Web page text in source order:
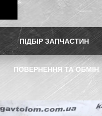
ПІДБІР ЗАПЧАСТИН
ПОВЕРНЕННЯ ТА ОБМІН